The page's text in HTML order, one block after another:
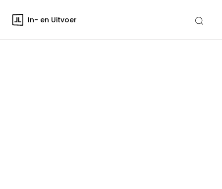
In- en Uitvoer